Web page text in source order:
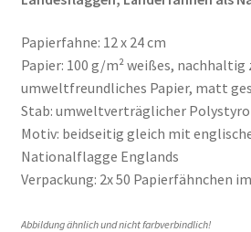
Papierfahne: 12 x 24 cm
Papier: 100 g/m² weißes,
umweltfreundliches Papier, matt
Stab: umweltverträglicher
Motiv: beidseitig gleich mit
Nationalflagge Englands
Verpackung: 2x 50 Papierfähnchen
Abbildung ähnlich und nicht farbverbindlich!